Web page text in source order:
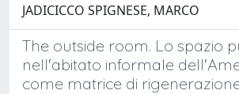
JADICICCO SPIGNESE, MARCO
The outside room. Lo spazio
nell'abitato informale
come matrice di